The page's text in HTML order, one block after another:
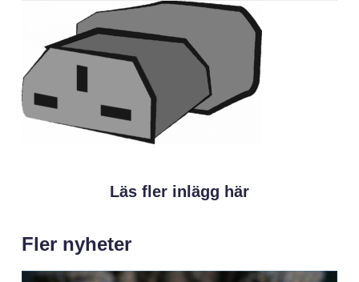
Läs fler inlägg här
Fler nyheter